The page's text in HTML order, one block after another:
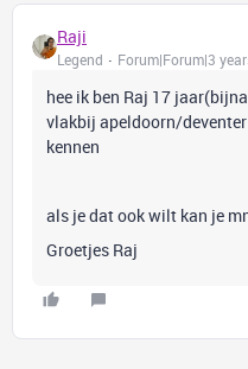
Raji
Legend Forum|Forum|3
hee ik ben Raj 17
vlakbij apeldoorn/
kennen
als je dat ook wilt kan je
Groetjes Raj